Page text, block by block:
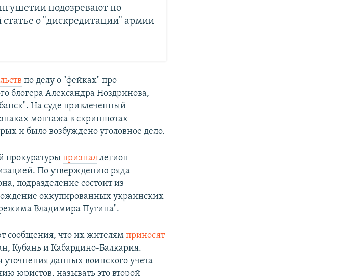
подозревают по
статье о "дискредитации" армии
по делу о "фейках" про
блогера Александра Ноздринова,
На суде привлеченный
монтажа в скриншотах
и было возбуждено уголовное дело.
прокуратурыпризнал легион
По утверждению ряда
подразделение состоит из
оккупированных украинских
режима Владимира Путина".
сообщения, что их жителямприносят
Кубань и Кабардино-Балкария.
уточнения данных воинского учета
юристов, называть это второй